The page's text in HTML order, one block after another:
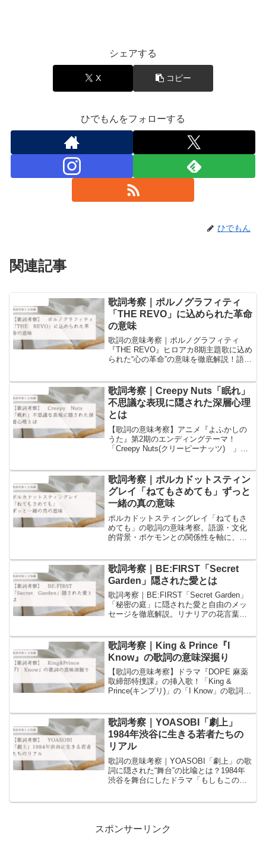
シェアする
X コピー
ひでもんをフォローする
ひでもん
関連記事
歌詞考察｜ポルノグラフィティ
「THE REVO」に込められた革命
の意味
歌詞の意味考察｜ポルノグラフィティ
『THE REVO』ヒロアカ8期主題歌に込め
られた“心の革命”の意味を徹底解説！語
りしました。
歌詞考察｜Creepy Nuts「眠れ」
不思議な表現に隠された深層心理
とは
【歌詞の意味考察】アニメ『よふかしの
うた』第2期のエンディングテーマ！
「Creepy Nuts(クリーピーナッツ) 」の
を書いています！
歌詞考察｜ポルカドットスティン
グレイ「ねてもさめても」ずっと
一緒の真の意味
ポルカドットスティングレイ「ねてもさ
めても」の歌詞の意味考察。語源・文化
的背景・ポケモンとの関係性を軸に、他
歌詞考察｜BE:FIRST「Secret
Garden」隠された愛とは
歌詞考察｜BE:FIRST「Secret Garden」
「秘密の庭」に隠された愛と自由のメッ
セージを徹底解説。リナリアの花言葉や
す。
歌詞考察｜King & Prince『I
Know』の歌詞の意味深掘り
【歌詞の意味考察】ドラマ『DOPE 麻薬
取締部特捜課』の挿入歌！「King &
Prince(キンプリ)」の「I Know」の歌詞の
歌詞考察｜YOASOBI「劇上」
1984年渋谷に生きる若者たちの
リアル
歌詞の意味考察｜YOASOBI「劇上」の歌
詞に隠された“舞台”の比喩とは？1984年
渋谷を舞台にしたドラマ「もしもこの世
スポンサーリンク